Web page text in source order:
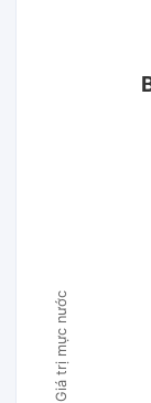
Giá trị mực nước